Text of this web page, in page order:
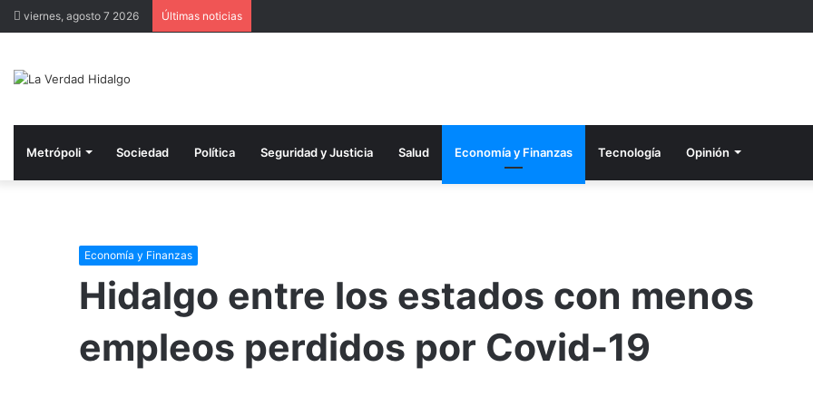
viernes, agosto 7 2026 Últimas noticias
Metrópoli Sociedad Política Seguridad y Justicia Salud Economía y Finanzas Tecnología Opinión
Economía y Finanzas
Hidalgo entre los estados con menos
empleos perdidos por Covid-19